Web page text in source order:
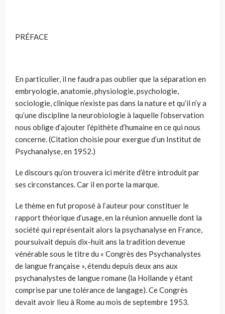
PRÉFACE
En particulier, il ne faudra pas oublier que la séparation en
embryologie, anatomie, physiologie, psychologie,
sociologie, clinique n’existe pas dans la nature et qu’il n’y a
qu’une discipline la neurobiologie à laquelle l’observation
nous oblige d’ajouter l’épithète d’humaine en ce qui nous
concerne. (Citation choisie pour exergue d’un Institut de
Psychanalyse, en 1952.)
Le discours qu’on trouvera ici mérite d’être introduit par
ses circonstances. Car il en porte la marque.
Le thème en fut proposé à l’auteur pour constituer le
rapport théorique d’usage, en la réunion annuelle dont la
société qui représentait alors la psychanalyse en France,
poursuivait depuis dix-huit ans la tradition devenue
vénérable sous le titre du « Congrès des Psychanalystes
de langue française », étendu depuis deux ans aux
psychanalystes de langue romane (la Hollande y étant
comprise par une tolérance de langage). Ce Congrès
devait avoir lieu à Rome au mois de septembre 1953.